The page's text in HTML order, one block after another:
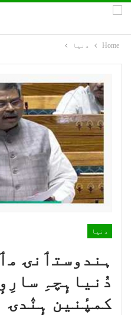
Home دنیا
دنیا
ہندوستٲنۍ
دُنیاہٕچہِ
کمپٔنین ہٕنٛدۍ